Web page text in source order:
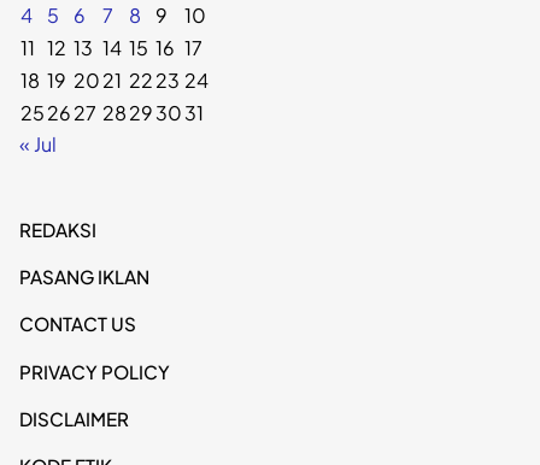
4
5 6 7 8 9
10
11 12 13 14 15 16 17
18 19 2021 2223 24
252627 28293031
« Jul
REDAKSI
PASANG IKLAN
CONTACT US
PRIVACY POLICY
DISCLAIMER